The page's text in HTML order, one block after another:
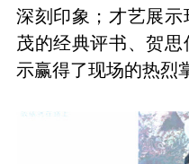
深刻印象；才艺展
茂的经典评书、贺
示赢得了现场的热烈